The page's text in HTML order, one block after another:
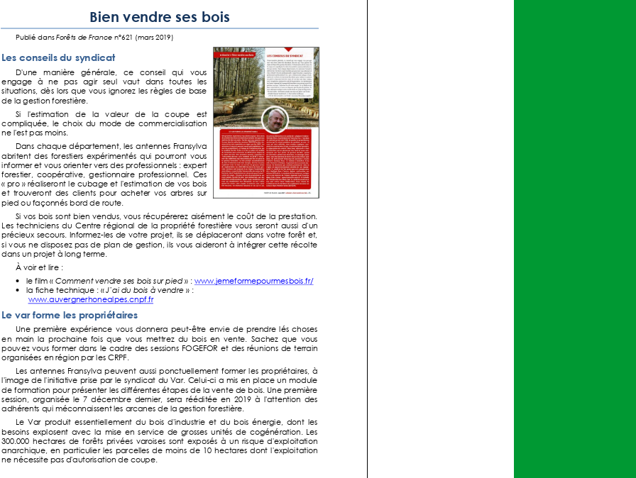
Bien vendre ses bois
Publié dans Forêts de France n°621 (mars 2019)
Les conseils du syndicat
D'une manière générale, ce conseil qui vous
engage à ne pas agir seul vaut dans toutes les
situations, dès lors que vous ignorez les règles de base
de la gestion forestière.
Si l'estimation de la valeur de la coupe est
compliquée, le choix du mode de commercialisation
ne l'est pas moins.
Dans chaque département, les antennes Fransylva
abritent des forestiers expérimentés qui pourront vous
informer et vous orienter vers des professionnels : expert
forestier, coopérative,
gestionnaire professionnel. Ces
« pro » réaliseront le cubage et l'estimation de vos bois
et trouveront des clients pour acheter vos arbres sur
pied ou façonnés bord de route.
Si vos bois sont bien vendus, vous récupérerez aisément le coût de la prestation.
Les techniciens du Centre régional de la propriété forestière vous seront aussi
d'un
précieux secours. Informez-les de votre projet, ils se déplaceront dans votre forêt et,
si vous ne disposez pas de plan de gestion, ils vous aideront à intégrer cette récolte
dans un projet à long terme.
À voir et lire :

le film « Comment vendre ses bois sur pied » : www. jemeformepourmesbois .fr/

la fiche technique : « J’ai du bois à vendre » :
www.auvergnerhonealpes.cnpf.fr
Le var forme les propriétaires
Une première expérience vous donnera peut -être envie de prendre lés choses
en main la proch
aine fois que vous mettrez du bois en vente. Sachez que vous
pouvez vous former dans le cadre des sessions FOGEFOR et des réu
nions de terrain
organisées en région par les CRPF.
Les antennes Fransylva peuvent aussi ponctuellement for
mer les propriétaires,
à
l'image de l'initiative prise par le syndicat du Var. Celui-ci a mis en place un module
de formation pour présenter les différentes étapes de la vente de bois. Une première
session, organisée le 7 décembre dernier,
sera rééditée en 2019 à l'atten tion d es
adhérents qui méconnaissent les arcanes de la gestion forestière.
Le Var produit essentiellement du bois d'industrie et du bois énergie, dont les
besoins explosent avec la mise en service de grosses
unités de cogénération. Les
300.000 hectares de forêts privées varoises sont exposés à un risque d'exploitation
anarchique, en particulier les parcelles de moins de 10 hectares dont l'exploit
ation
ne nécessite pas d'autorisation de coupe.